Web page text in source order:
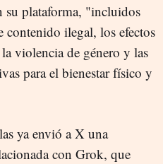
su plataforma, "incluidos
ilegal, los efectos
violencia de género y las
para el bienestar físico y
ya envió a X una
con Grok, que